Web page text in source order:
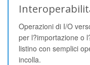
Operazioni di I/O
per l?importazione o
listino con semplici
incolla.